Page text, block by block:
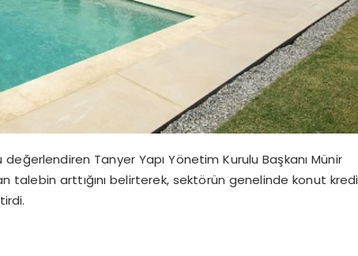
Tanyer Yapı Yönetim Kurulu Başkanı Münir
talebin arttığını belirterek, sektörün genelinde konut kredi